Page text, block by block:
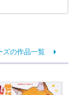
ズの作品一覧